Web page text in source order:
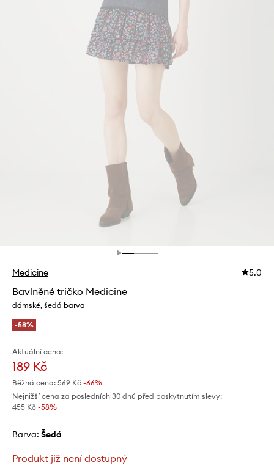
Medicine 5.0
Bavlněné tričko Medicine
dámské, šedá barva
-58%
Aktuální cena:
189 Kč
Běžná cena: 569 Kč -66%
Nejnižší cena za posledních 30 dnů před poskytnutím slevy:
455 Kč -58%
Barva: šedá
Produkt již není dostupný